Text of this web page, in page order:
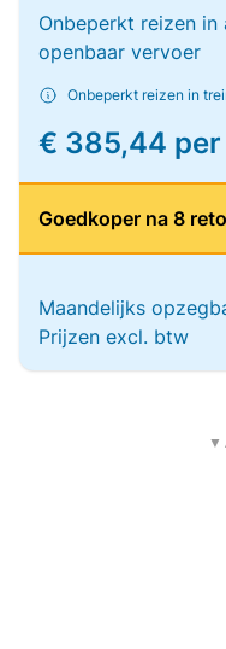
Onbeperkt reizen in
openbaar vervoer
Onbeperkt reizen in
€ 385,44 per
Goedkoper na 8
Maandelijks
Prijzen excl. btw
▼